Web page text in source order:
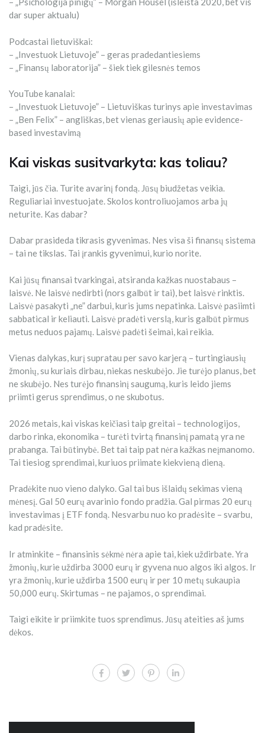
dar super aktualu)
Podcastai lietuviškai:
– „Investuok Lietuvoje” – geras pradedantiesiems
– „Finansų laboratorija” – šiek tiek gilesnės temos
YouTube kanalai:
– „Investuok Lietuvoje” – Lietuviškas turinys apie investavimas
– „Ben Felix” – angliškas, bet vienas geriausių apie evidence-
based investavimą
Kai viskas susitvarkyta: kas toliau?
Taigi, jūs čia. Turite avarinį fondą. Jūsų biudžetas veikia.
Reguliariai investuojate. Skolos kontroliuojamos arba jų
neturite. Kas dabar?
Dabar prasideda tikrasis gyvenimas. Nes visa ši finansų sistema
– tai ne tikslas. Tai įrankis gyvenimui, kurio norite.
Kai jūsų finansai tvarkingai, atsiranda kažkas nuostabaus –
laisvė. Ne laisvė nedirbti (nors galbūt ir tai), bet laisvė rinktis.
Laisvė pasakyti „ne” darbui, kuris jums nepatinka. Laisvė pasiimti
sabbatical ir keliauti. Laisvė pradėti verslą, kuris galbūt pirmus
metus neduos pajamų. Laisvė padėti šeimai, kai reikia.
Vienas dalykas, kurį supratau per savo karjerą – turtingiausių
žmonių, su kuriais dirbau, niekas neskubėjo. Jie turėjo planus, bet
ne skubėjo. Nes turėjo finansinį saugumą, kuris leido jiems
priimti gerus sprendimus, o ne skubotus.
2026 metais, kai viskas keičiasi taip greitai – technologijos,
darbo rinka, ekonomika – turėti tvirtą finansinį pamatą yra ne
prabanga. Tai būtinybė. Bet tai taip pat nėra kažkas neįmanomo.
Tai tiesiog sprendimai, kuriuos priimate kiekvieną dieną.
Pradėkite nuo vieno dalyko. Gal tai bus išlaidų sekimas vieną
mėnesį. Gal 50 eurų avarinio fondo pradžia. Gal pirmas 20 eurų
investavimas į ETF fondą. Nesvarbu nuo ko pradėsite – svarbu,
kad pradėsite.
Ir atminkite – finansinis sėkmė nėra apie tai, kiek uždirbate. Yra
žmonių, kurie uždirba 3000 eurų ir gyvena nuo algos iki algos. Ir
yra žmonių, kurie uždirba 1500 eurų ir per 10 metų sukaupia
50,000 eurų. Skirtumas – ne pajamos, o sprendimai.
Taigi eikite ir priimkite tuos sprendimus. Jūsų ateities aš jums
dėkos.